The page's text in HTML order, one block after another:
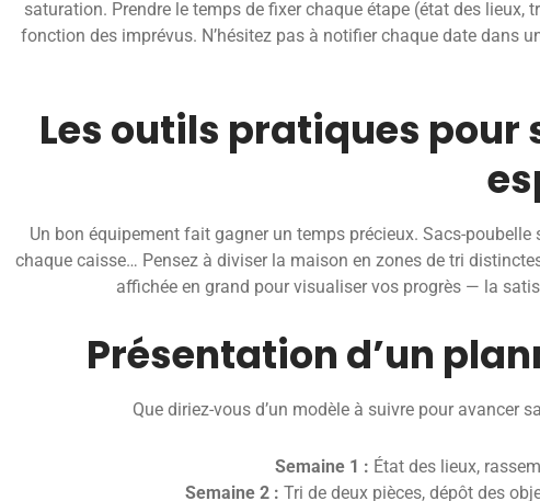
saturation. Prendre le temps de fixer chaque étape (état des lieux,
fonction des imprévus. N’hésitez pas à notifier chaque date dans
Les outils pratiques
Un bon équipement fait gagner un temps précieux. Sacs-
chaque caisse… Pensez à diviser la maison en zones de tri
affichée en grand pour visualiser vos progrès — la
Présentation d’un
Que diriez-vous d’un modèle à suivre pour avancer
Semaine 1 : État des lieux,
Semaine 2 : Tri de deux pièces, dépôt des